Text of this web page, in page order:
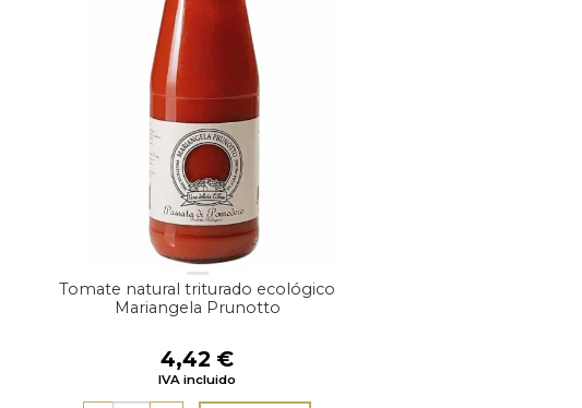
Tomate natural triturado ecológico
Mariangela Prunotto
4,42 €
IVA incluido